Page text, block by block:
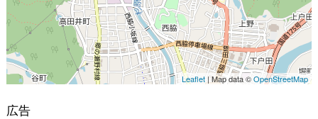
Leaflet | Map data ©OpenStreetMap
広告